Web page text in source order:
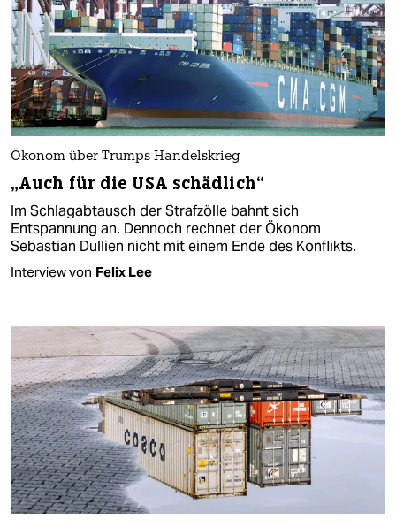
Ökonom über Trumps Handelskrieg
„Auch für die USA schädlich“
Im Schlagabtausch der Strafzölle bahnt sich
Entspannung an. Dennoch rechnet der Ökonom
Sebastian Dullien nicht mit einem Ende des Konflikts.
Interview von Felix Lee